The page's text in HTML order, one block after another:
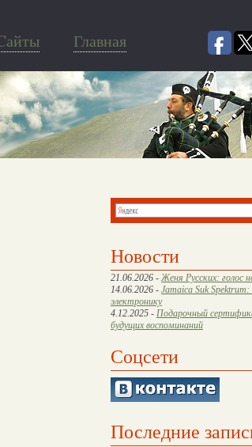
Главная
Новости
21.06.2026 - Женя Русских: голос
14.06.2026 - Jamaica Suk
электронику
4.12.2025 - Подарочный
будущих воспоминаний
Соцсети
Последние